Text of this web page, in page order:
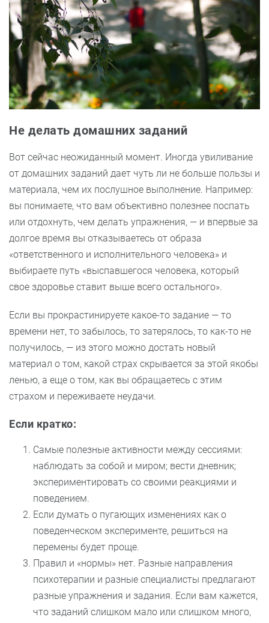
Не делать домашних заданий
Вот сейчас неожиданный момент. Иногда увиливание
от домашних заданий дает чуть ли не больше пользы и
материала, чем их послушное выполнение. Например:
вы понимаете, что вам объективно полезнее поспать
или отдохнуть, чем делать упражнения, — и впервые за
долгое время вы отказываетесь от образа
«ответственного и исполнительного человека» и
выбираете путь «выспавшегося человека, который
свое здоровье ставит выше всего остального».
Если вы прокрастинируете какое-то задание — то
времени нет, то забылось, то затерялось, то как-то не
получилось, — из этого можно достать новый
материал о том, какой страх скрывается за этой якобы
ленью, а еще о том, как вы обращаетесь с этим
страхом и переживаете неудачи.
Если кратко:
Самые полезные активности между сессиями:
наблюдать за собой и миром; вести дневник;
экспериментировать со своими реакциями и
поведением.
Если думать о пугающих изменениях как о
поведенческом эксперименте, решиться на
перемены будет проще.
Правил и «нормы» нет. Разные направления
психотерапии и разные специалисты предлагают
разные упражнения и задания. Если вам кажется,
что заданий слишком мало или слишком много,